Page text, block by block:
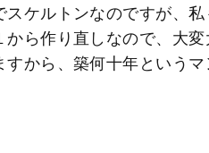
ケルトンなのですが、
ら作り直しなので、大
から、築何十年という